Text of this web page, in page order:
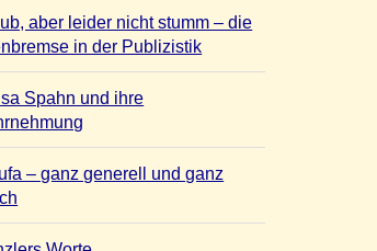
aber leider nicht stumm – die
in der Publizistik
Spahn und ihre
– ganz generell und ganz